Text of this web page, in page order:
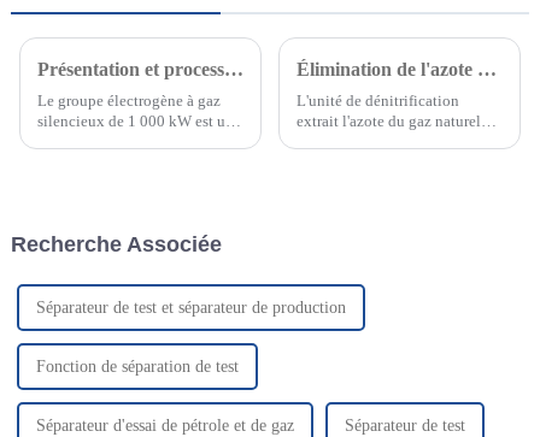
Présentation et processus du générateur à gaz silencieux de 1 000 kVA
Le groupe électrogène à gaz
silencieux de 1 000 kW est une
est un Sinotruk T12.
Élimination de l'azote des gaz naturels
L'unité de dénitrification
extrait l'azote du gaz naturel
Recherche Associée
Séparateur de test et séparateur de production
Fonction de séparation de test
Séparateur d'essai de pétrole et de gaz Séparateur de test